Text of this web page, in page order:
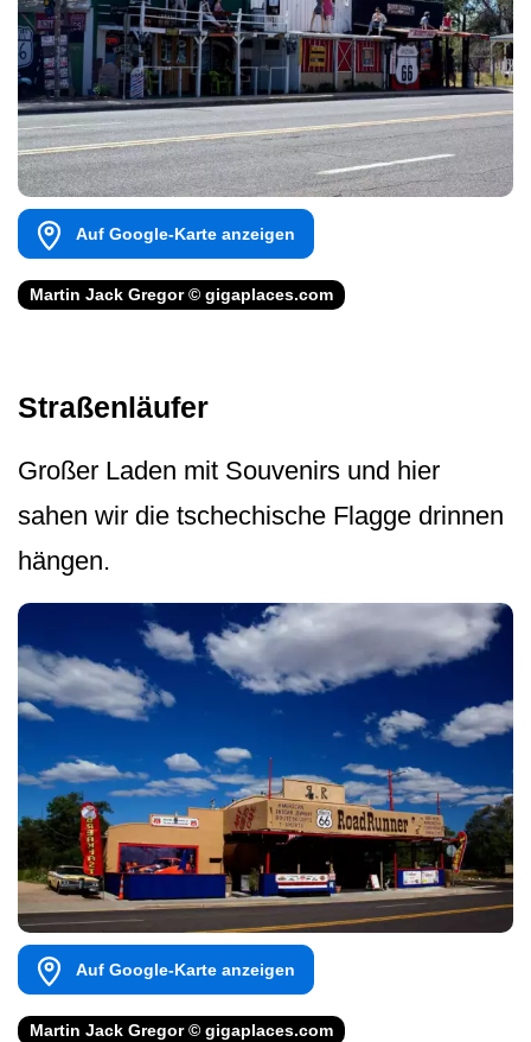
Auf Google-Karte anzeigen
Martin Jack Gregor © gigaplaces.com
Straßenläufer
Großer Laden mit Souvenirs und hier
sahen wir die tschechische Flagge drinnen
hängen.
Auf Google-Karte anzeigen
Martin Jack Gregor © gigaplaces.com